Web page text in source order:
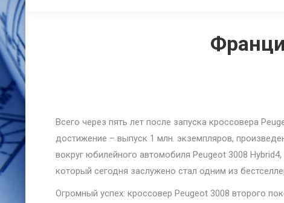
Всего через пять лет после запуска кроссовера
достижение – выпуск 1 млн. экземпляров,
вокруг юбилейного автомобиля Peugeot 3008
который сегодня заслужено стал одним из
Огромный успех: кроссовер Peugeot 3008 второго